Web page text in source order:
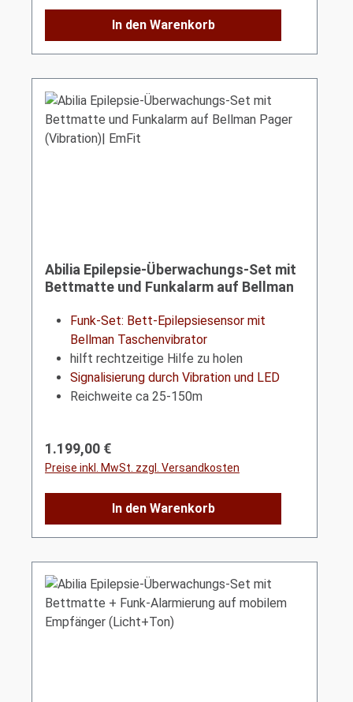
In den Warenkorb
Abilia Epilepsie-Überwachungs-Set mit
Bettmatte und Funkalarm auf Bellman
Funk-Set: Bett-Epilepsiesensor mit
Bellman Taschenvibrator
hilft rechtzeitige Hilfe zu holen
Signalisierung durch Vibration und LED
Reichweite ca 25-150m
Regulärer Preis:
1.199,00 €
Preise inkl. MwSt. zzgl. Versandkosten
In den Warenkorb